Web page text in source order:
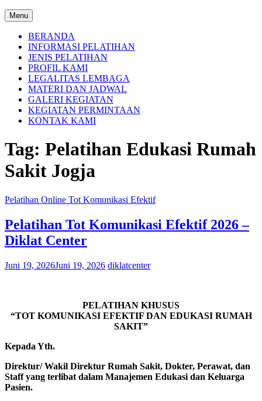
Menu
BERANDA
INFORMASI PELATIHAN
JENIS PELATIHAN
PROFIL KAMI
LEGALITAS LEMBAGA
MATERI DAN JADWAL
GALERI KEGIATAN
KEGIATAN PERMINTAAN
KONTAK KAMI
Tag: Pelatihan Edukasi Rumah
Sakit Jogja
Pelatihan Online Tot Komunikasi Efektif
Pelatihan Tot Komunikasi Efektif 2026 –
Diklat Center
Juni 19, 2026Juni 19, 2026 diklatcenter
PELATIHAN KHUSUS
“TOT KOMUNIKASI EFEKTIF DAN EDUKASI RUMAH
SAKIT”
Kepada Yth.
Direktur/ Wakil Direktur Rumah Sakit, Dokter, Perawat, dan
Staff yang terlibat dalam Manajemen Edukasi dan Keluarga
Pasien.